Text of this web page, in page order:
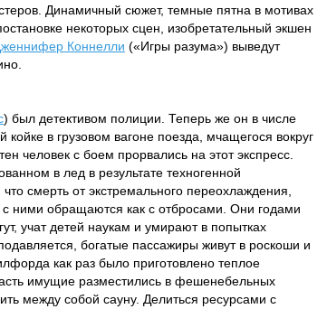
Динамичный сюжет, темные пятна в мотивах
некоторых сцен, изобретательный экшен
Коннелли («Игры разума») выведут
) был детективом полиции. Теперь же он в числе
в грузовом вагоне поезда, мчащегося вокруг
человек с боем прорвались на этот экспресс.
в лед в результате техногенной
смерть от экстремального переохлаждения,
ними обращаются как с отбросами. Они годами
учат детей наукам и умирают в попытках
богатые пассажиры живут в роскоши и
как раз было приготовлено теплое
имущие разместились в фешенебельных
между собой сауну. Делиться ресурсами с